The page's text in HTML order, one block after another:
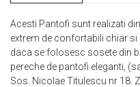
Acesti Pantofi sunt realizati
extrem de confortabili chiar
daca se folosesc sosete din
pereche de pantofi eleganti,
Sos. Nicolae Titulescu nr 18.